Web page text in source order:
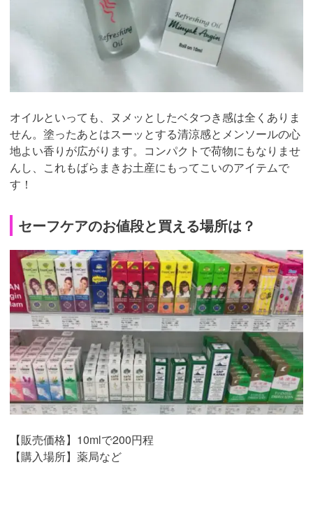
オイルといっても、ヌメッとしたベタつき感は全くありま
せん。塗ったあとはスーッとする清涼感とメンソールの心
地よい香りが広がります。コンパクトで荷物にもなりませ
んし、これもばらまきお土産にもってこいのアイテムで
す！
セーフケアのお値段と買える場所は？
【販売価格】10mlで200円程
【購入場所】薬局など